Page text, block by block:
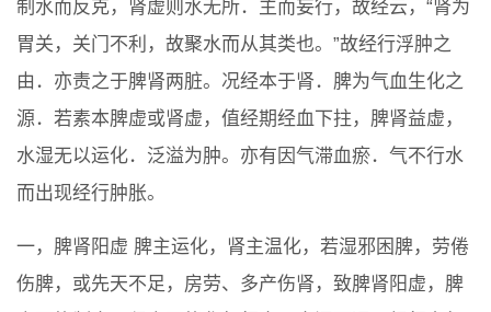
制水而反克，肾虚则水无所．主而妄行，故经云，“肾为
胃关，关门不利，故聚水而从其类也。”故经行浮肿之
由．亦责之于脾肾两脏。况经本于肾．脾为气血生化之
源．若素本脾虚或肾虚，值经期经血下拄，脾肾益虚，
水湿无以运化．泛溢为肿。亦有因气滞血瘀．气不行水
而出现经行肿胀。
一，脾肾阳虚 脾主运化，肾主温化，若湿邪困脾，劳倦
伤脾，或先天不足，房劳、多产伤肾，致脾肾阳虚，脾